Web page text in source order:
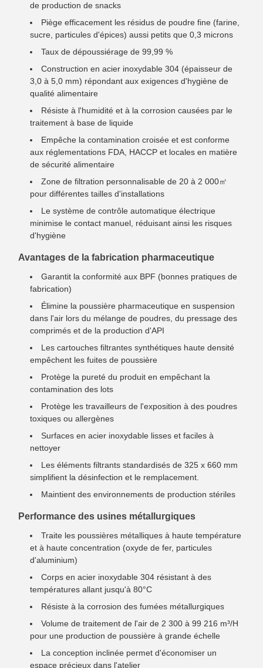
de production de snacks
Piège efficacement les résidus de poudre fine (farine,
sucre, particules d'épices) aussi petits que 0,3 microns
Taux de dépoussiérage de 99,99 %
Construction en acier inoxydable 304 (épaisseur de
3,0 à 5,0 mm) répondant aux exigences d'hygiène de
qualité alimentaire
Résiste à l'humidité et à la corrosion causées par le
traitement à base de liquide
Empêche la contamination croisée et est conforme
aux réglementations FDA, HACCP et locales en matière
de sécurité alimentaire
Zone de filtration personnalisable de 20 à 2 000㎡
pour différentes tailles d'installations
Le système de contrôle automatique électrique
minimise le contact manuel, réduisant ainsi les risques
d'hygiène
Avantages de la fabrication pharmaceutique
Garantit la conformité aux BPF (bonnes pratiques de
fabrication)
Élimine la poussière pharmaceutique en suspension
dans l'air lors du mélange de poudres, du pressage des
comprimés et de la production d'API
Les cartouches filtrantes synthétiques haute densité
empêchent les fuites de poussière
Protège la pureté du produit en empêchant la
contamination des lots
Protège les travailleurs de l'exposition à des poudres
toxiques ou allergènes
Surfaces en acier inoxydable lisses et faciles à
nettoyer
Les éléments filtrants standardisés de 325 x 660 mm
simplifient la désinfection et le remplacement.
Maintient des environnements de production stériles
Performance des usines métallurgiques
Traite les poussières métalliques à haute température
et à haute concentration (oxyde de fer, particules
d'aluminium)
Corps en acier inoxydable 304 résistant à des
températures allant jusqu'à 80°C
Résiste à la corrosion des fumées métallurgiques
Volume de traitement de l'air de 2 300 à 99 216 m³/H
pour une production de poussière à grande échelle
La conception inclinée permet d'économiser un
espace précieux dans l'atelier